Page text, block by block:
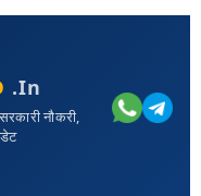
.in
नौकरी,